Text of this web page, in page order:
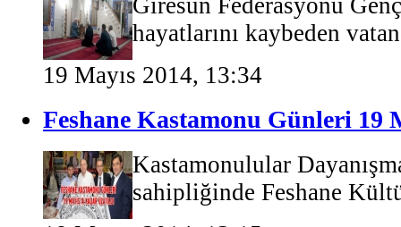
hayatlarını kaybeden
19 Mayıs 2014, 13:34
Feshane Kastamonu Günleri 19
Kastamonulular
sahipliğinde Feshane